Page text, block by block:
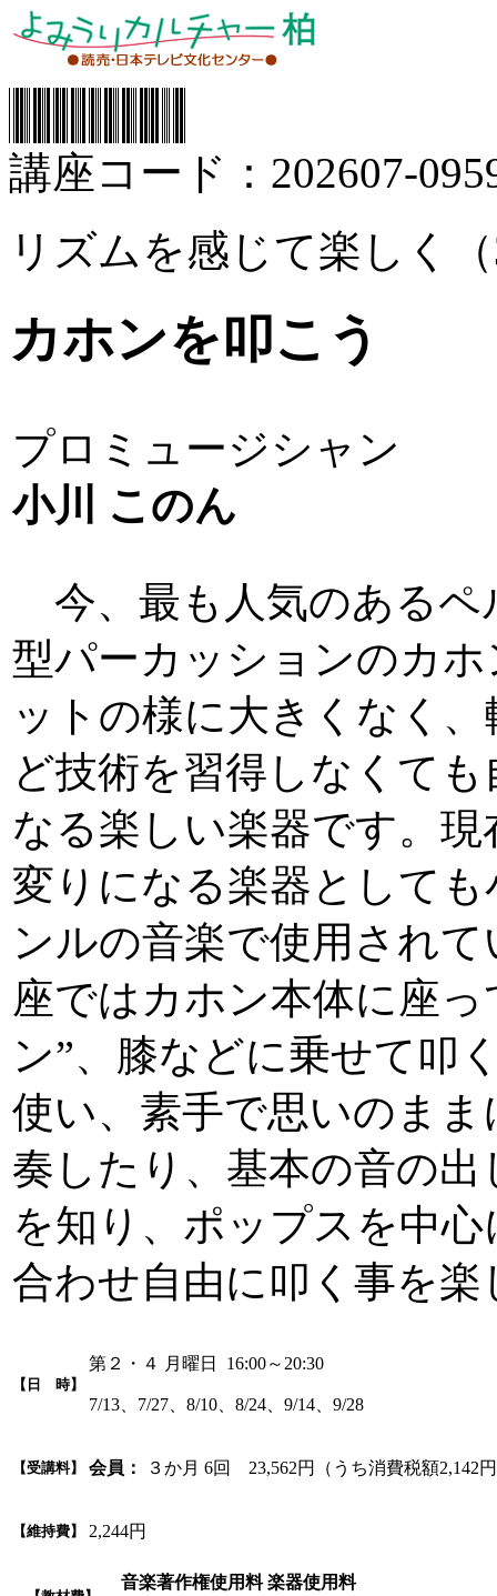
講座コード：202607-
リズムを感じて楽しく
カホンを叩こう
プロミュージシャン
小川 このん
今、最も人気のあるペ
型パーカッションのカ
ットの様に大きくなく
ど技術を習得しなくて
なる楽しい楽器です。
変りになる楽器として
ンルの音楽で使用され
座ではカホン本体に座
ン”、膝などに乗せて叩
使い、素手で思いのま
奏したり、基本の音の
を知り、ポップスを中
合わせ自由に叩く事を楽
【日 時】
第２・４ 月曜日 16:00～20:30
7/13、7/27、8/10、8/24、9/14、9/28
【受講料】 会員： ３か月 6回 23,562円（うち消費税額2,142
【維持費】 2,244円
音楽著作権使用料 楽器使用料